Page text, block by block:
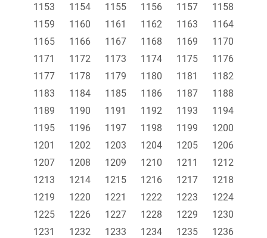
1153 1154 1155 1156 1157
1158
1159
1160 1161 1162 1163
1164
1165
1166 1167 1168 1169
1170
1171
1172 1173 1174 1175
1176
1177
1178 1179 1180 1181
1182
1183
1184 1185 1186 1187
1188
1189
1190 1191 1192 1193
1194
1195
1196 1197 1198 1199
1200
1201
1202 1203 1204 1205
1206
1207
1208 1209 1210 1211
1212
1213
1214 1215 1216 1217
1218
1219
1220 1221 1222 1223
1224
1225
1226 1227 1228 1229
1230
1231
1232 1233 1234 1235
1236